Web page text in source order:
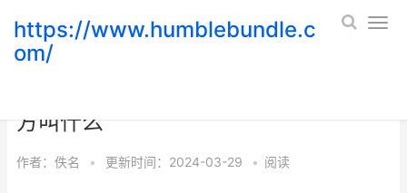
https://www.humblebundle.c
om/
方叫什么
作者： 佚名 • 更新时间：2024-03-29 • 阅读